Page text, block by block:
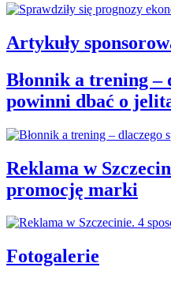
Artykuły
Błonnik a trening –
powinni dbać o
Reklama w
promocję marki
Fotogalerie